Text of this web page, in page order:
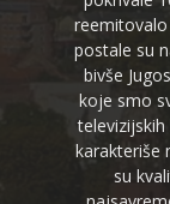
reemitovalo
postale su
bivše
koje smo
karakteriše
su